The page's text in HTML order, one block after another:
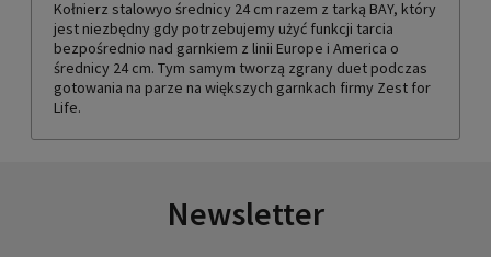
Kołnierz stalowyo średnicy 24 cm razem z tarką BAY, który
jest niezbędny gdy potrzebujemy użyć funkcji tarcia
bezpośrednio nad garnkiem z linii Europe i America o
średnicy 24 cm. Tym samym tworzą zgrany duet podczas
gotowania na parze na większych garnkach firmy Zest for
Life.
Newsletter